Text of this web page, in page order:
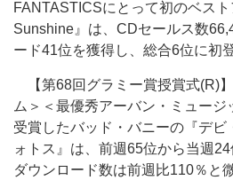
FANTASTICSにとって初のベス
Sunshine』は、CDセールス数
ード41位を獲得し、総合6位に初
【第68回グラミー賞授賞式(R)
ム＞＜最優秀アーバン・ミュー
受賞したバッド・バニーの『デビ
ォトス』は、前週65位から当週24
ダウンロード数は前週比110％と